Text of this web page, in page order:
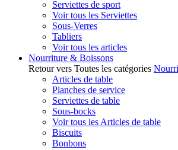
Serviettes de sport
Voir tous les Serviettes
Sous-Verres
Tabliers
Voir tous les articles
Nourriture & Boissons
Retour vers Toutes les catégories
Articles de table
Planches de service
Serviettes de table
Sous-bocks
Voir tous les Articles de table
Biscuits
Bonbons